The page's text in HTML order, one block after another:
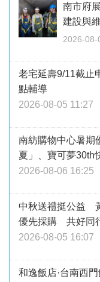
南市府
建設與
2026-08-
老宅延壽9/11截
點輔導
2026-08-05 11:27
南紡購物中心暑
夏」、寶可夢30th
2026-08-06 16:25
中秋送禮挺公益
優先採購 共好同
2026-08-05 16:07
和逸飯店·台南西